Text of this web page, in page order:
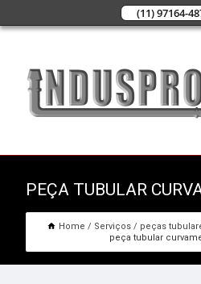
(11) 97164-
PEÇA TUBULAR
Home Serviços peças
peça tubular